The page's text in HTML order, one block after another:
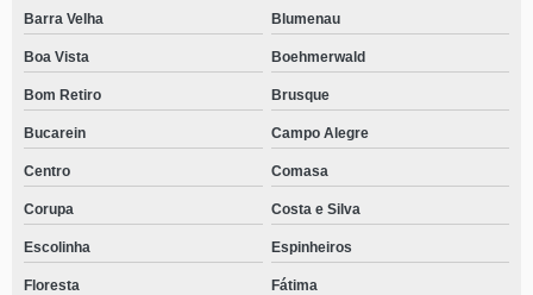
Barra Velha Blumenau
Boa Vista Boehmerwald
Bom Retiro Brusque
Bucarein Campo Alegre
Centro Comasa
Corupa Costa e Silva
Escolinha Espinheiros
Floresta Fátima